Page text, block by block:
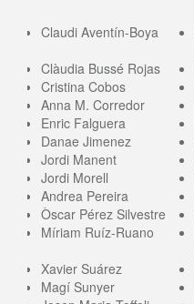
Claudi Aventín-Boya
Clàudia Bussé Rojas
Cristina Cobos
Anna M. Corredor
Enric Falguera
Danae Jimenez
Jordi Manent
Jordi Morell
Andrea Pereira
Òscar Pérez Silvestre
Míriam Ruíz-Ruano
Xavier Suárez
Magí Sunyer